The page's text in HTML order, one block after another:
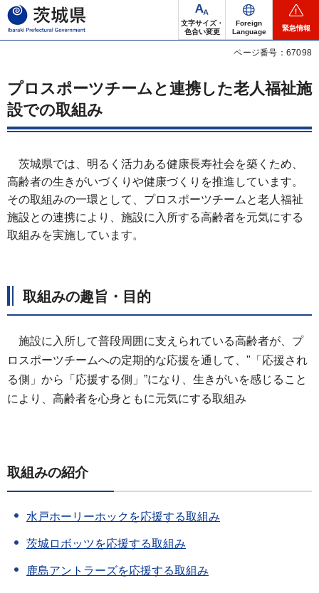
茨城県
文字サイズ・
色合い変更
Foreign
Language
緊急情報
ページ番号：67098
プロスポーツチームと連携した老人福祉施
設での取組み
茨城県では、明るく活力ある健康長寿社会を築くため、
高齢者の生きがいづくりや健康づくりを推進しています。
その取組みの一環として、プロスポーツチームと老人福祉
施設との連携により、施設に入所する高齢者を元気にする
取組みを実施しています。
取組みの趣旨・目的
施設に入所して普段周囲に支えられている高齢者が、プ
ロスポーツチームへの定期的な応援を通して、"「応援され
る側」から「応援する側」”になり、生きがいを感じること
により、高齢者を心身ともに元気にする取組み
取組みの紹介
水戸ホーリーホックを応援する取組み
茨城ロボッツを応援する取組み
鹿島アントラーズを応援する取組み